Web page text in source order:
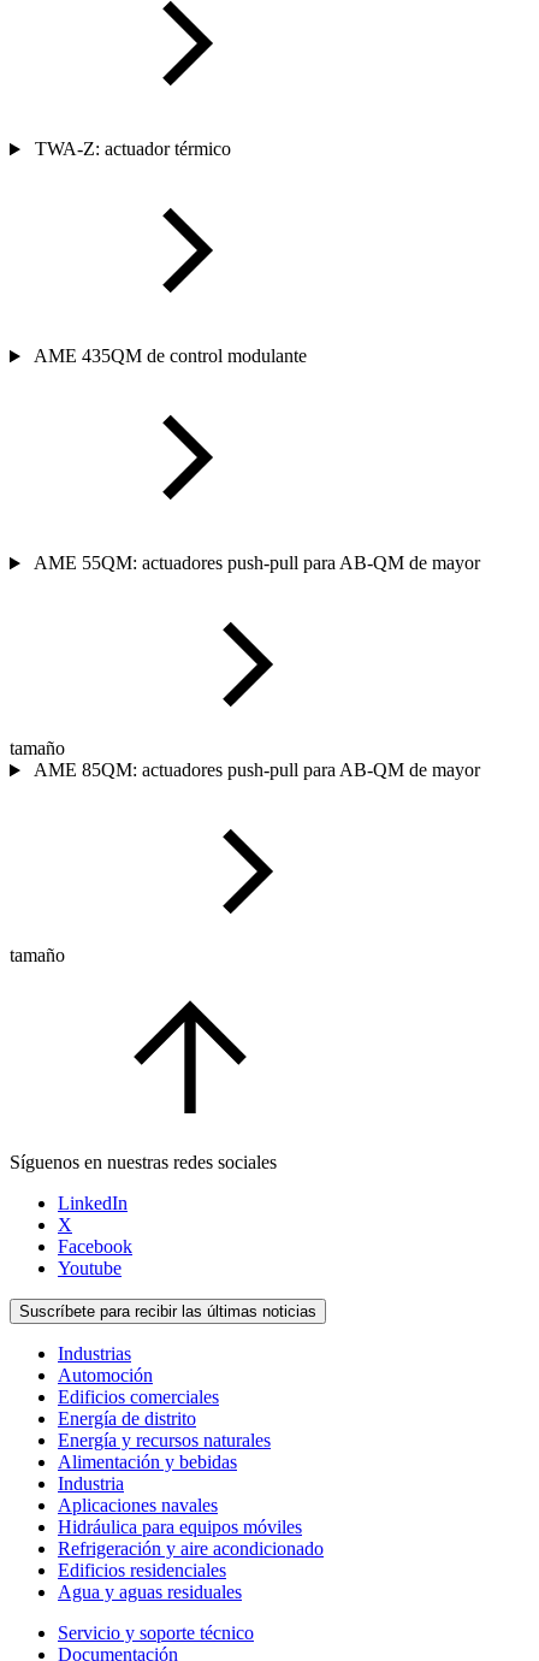
TWA-Z: actuador térmico
AME 435QM de control modulante
AME 55QM: actuadores push-pull para AB-QM de mayor
tamaño
AME 85QM: actuadores push-pull para AB-QM de mayor
tamaño
Síguenos en nuestras redes sociales
LinkedIn
X
Facebook
Youtube
Suscríbete para recibir las últimas noticias
Industrias
Automoción
Edificios comerciales
Energía de distrito
Energía y recursos naturales
Alimentación y bebidas
Industria
Aplicaciones navales
Hidráulica para equipos móviles
Refrigeración y aire acondicionado
Edificios residenciales
Agua y aguas residuales
Servicio y soporte técnico
Documentación